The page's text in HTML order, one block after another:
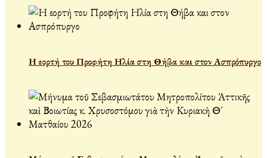
Η εορτή του Προφήτη Ηλία στη Θήβα και στον Ασπρόπυργο